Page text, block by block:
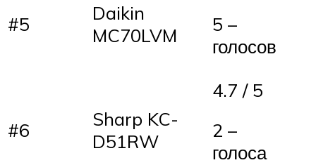
#5
Daikin
MC70LVM
5 –
голосов
#6
Sharp KC-
D51RW
4.7 / 5
2 –
голоса